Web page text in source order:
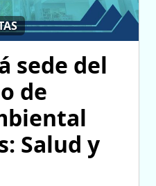
sede del
de
Salud y